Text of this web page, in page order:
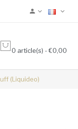
0 article(s) - €0,00
(Liquideo)